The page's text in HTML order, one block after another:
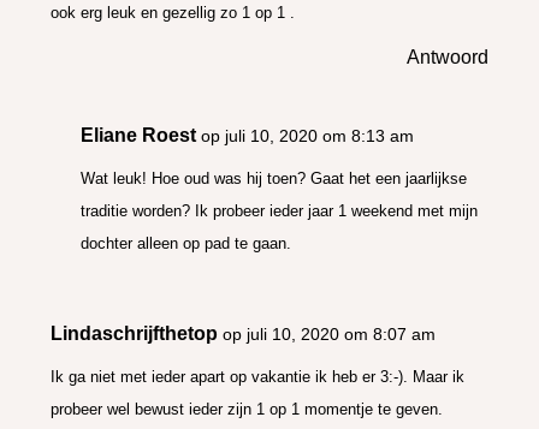
ook erg leuk en gezellig zo 1 op 1 .
Antwoord
Eliane Roest op juli 10, 2020 om 8:13 am
Wat leuk! Hoe oud was hij toen? Gaat het een jaarlijkse
traditie worden? Ik probeer ieder jaar 1 weekend met mijn
dochter alleen op pad te gaan.
Lindaschrijfthetop op juli 10, 2020 om 8:07 am
Ik ga niet met ieder apart op vakantie ik heb er 3:-). Maar ik
probeer wel bewust ieder zijn 1 op 1 momentje te geven.